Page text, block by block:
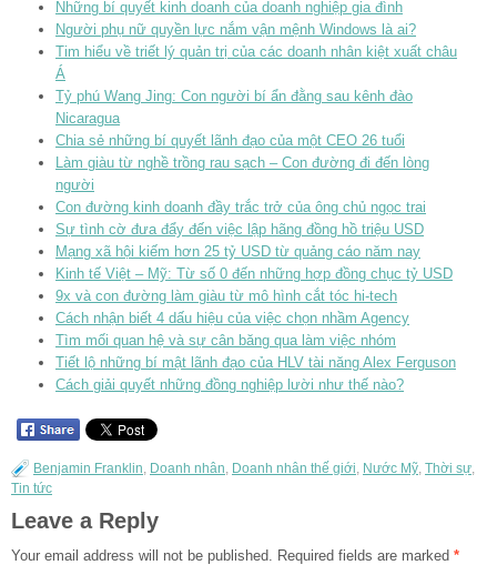
Những bí quyết kinh doanh của doanh nghiệp gia đình
Người phụ nữ quyền lực nắm vận mệnh Windows là ai?
Tim hiểu về triết lý quản trị của các doanh nhân kiệt xuất châu
Á
Tỷ phú Wang Jing: Con người bí ẩn đằng sau kênh đào
Nicaragua
Chia sẻ những bí quyết lãnh đạo của một CEO 26 tuổi
Làm giàu từ nghề trồng rau sạch – Con đường đi đến lòng
người
Con đường kinh doanh đầy trắc trở của ông chủ ngọc trai
Sự tình cờ đưa đẩy đến việc lập hãng đồng hồ triệu USD
Mạng xã hội kiếm hơn 25 tỷ USD từ quảng cáo năm nay
Kinh tế Việt – Mỹ: Từ số 0 đến những hợp đồng chục tỷ USD
9x và con đường làm giàu từ mô hình cắt tóc hi-tech
Cách nhận biết 4 dấu hiệu của việc chọn nhầm Agency
Tìm mối quan hệ và sự cân băng qua làm việc nhóm
Tiết lộ những bí mật lãnh đạo của HLV tài năng Alex Ferguson
Cách giải quyết những đồng nghiệp lười như thế nào?
Benjamin Franklin, Doanh nhân, Doanh nhân thế giới, Nước Mỹ, Thời sự,
Tin tức
Leave a Reply
Your email address will not be published. Required fields are marked *